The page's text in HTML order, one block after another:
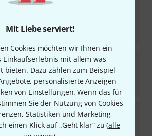
Mit Liebe serviert!
Cookies möchten wir Ihnen ein
Einkaufserlebnis mit allem was
bieten. Dazu zählen zum Beispiel
personalisierte Anzeigen
von Einstellungen. Wenn das für
Sie der Nutzung von Cookies
Statistiken und Marketing
einen Klick auf „Geht klar“ zu (alle
Exclusive Trombone 7B S3
lieferbar
Trombone 8E S1
5
lieferbar
€
Exclusive Bass Trombone 3 BK
lieferbar